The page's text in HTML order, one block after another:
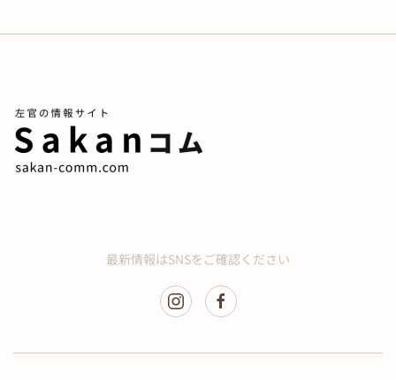
最新情報はSNSをご確認ください